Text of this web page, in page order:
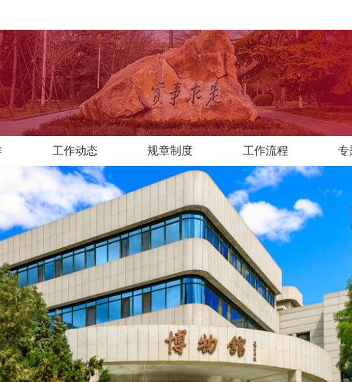
工作动态 规章制度 工作流程 专